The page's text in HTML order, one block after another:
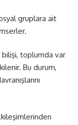
gruplara ait
toplumda var
Bu durum,